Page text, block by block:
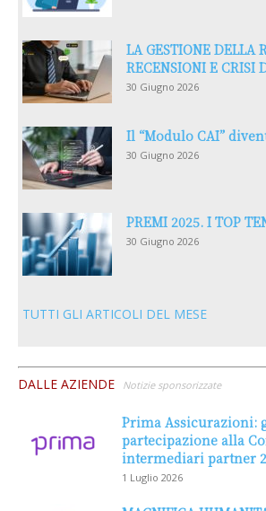
LA GESTIONE DELLA
RECENSIONI E CRISI
30 Giugno 2026
Il “Modulo CAI”
30 Giugno 2026
PREMI 2025. I TOP
30 Giugno 2026
TUTTI GLI ARTICOLI DEL MESE
DALLE AZIENDE Notizie sponsorizzate
Prima Assicurazioni:
partecipazione alla
intermediari partner
1 Luglio 2026